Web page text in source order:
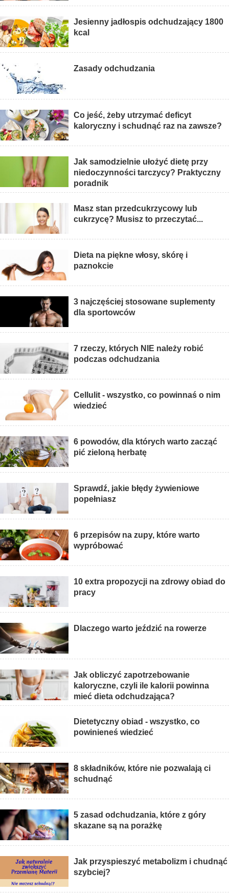
Jesienny jadłospis odchudzający 1800
kcal
Zasady odchudzania
Co jeść, żeby utrzymać deficyt
kaloryczny i schudnąć raz na zawsze?
Jak samodzielnie ułożyć dietę przy
niedoczynności tarczycy? Praktyczny
poradnik
Masz stan przedcukrzycowy lub
cukrzycę? Musisz to przeczytać...
Dieta na piękne włosy, skórę i
paznokcie
3 najczęściej stosowane suplementy
dla sportowców
7 rzeczy, których NIE należy robić
podczas odchudzania
Cellulit - wszystko, co powinnaś o nim
wiedzieć
6 powodów, dla których warto zacząć
pić zieloną herbatę
Sprawdź, jakie błędy żywieniowe
popełniasz
6 przepisów na zupy, które warto
wypróbować
10 extra propozycji na zdrowy obiad do
pracy
Dlaczego warto jeździć na rowerze
Jak obliczyć zapotrzebowanie
kaloryczne, czyli ile kalorii powinna
mieć dieta odchudzająca?
Dietetyczny obiad - wszystko, co
powinieneś wiedzieć
8 składników, które nie pozwalają ci
schudnąć
5 zasad odchudzania, które z góry
skazane są na porażkę
Jak przyspieszyć metabolizm i chudnąć
szybciej?